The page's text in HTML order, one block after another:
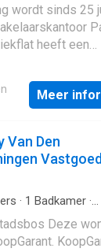
wordt sinds 25
heeft een
De woning
de buurtMeer
Van Den
Vastgoed
· 1 Badkamer ·
Deze